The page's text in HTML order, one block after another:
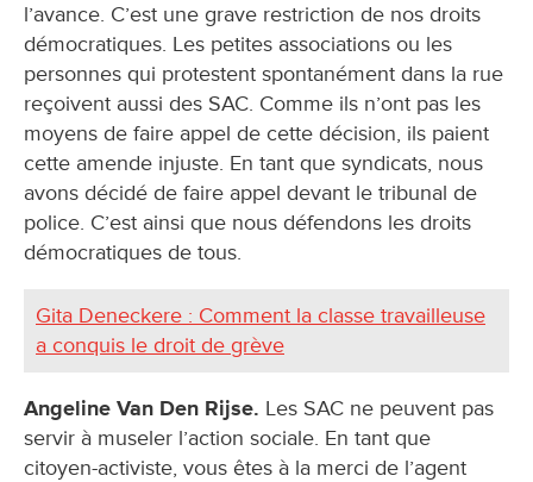
l’avance. C’est une grave restriction de nos droits
démocratiques. Les petites associations ou les
personnes qui protestent spontanément dans la rue
reçoivent aussi des SAC. Comme ils n’ont pas les
moyens de faire appel de cette décision, ils paient
cette amende injuste. En tant que syndicats, nous
avons décidé de faire appel devant le tribunal de
police. C’est ainsi que nous défendons les droits
démocratiques de tous.
Gita Deneckere : Comment la classe travailleuse
a conquis le droit de grève
Angeline Van Den Rijse. Les SAC ne peuvent pas
servir à museler l’action sociale. En tant que
citoyen-activiste, vous êtes à la merci de l’agent